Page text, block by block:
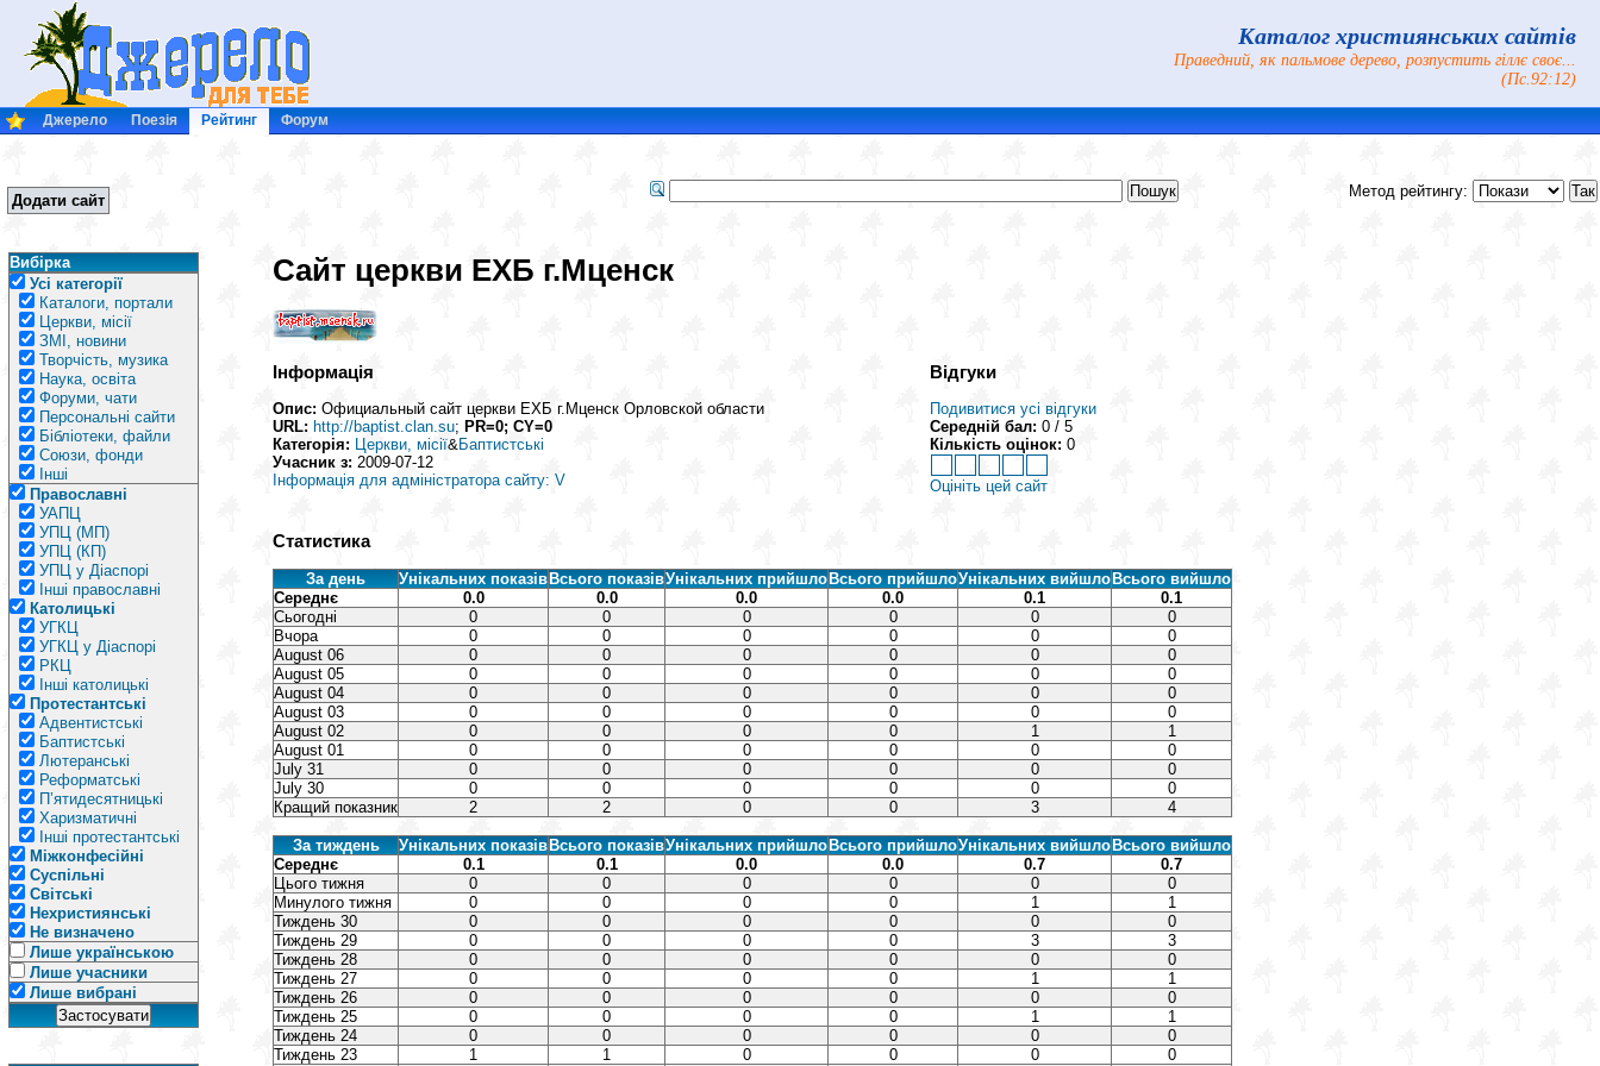
Каталог християнських сайтів
Праведний, як пальмове дерево, розпустить гіллє своє...
(Пс.92:12)
Джерело Поезія Рейтинг Форум
Додати сайт
Метод рейтингу:
Вибірка
Усі категорії
Каталоги, портали
Церкви, місії
ЗМІ, новини
Творчість, музика
Наука, освіта
Форуми, чати
Персональні сайти
Бібліотеки, файли
Союзи, фонди
Інші
Православні
УАПЦ
УПЦ (МП)
УПЦ (КП)
УПЦ у Діаспорі
Інші православні
Католицькі
УГКЦ
УГКЦ у Діаспорі
РКЦ
Інші католицькі
Протестантські
Адвентистські
Баптистські
Лютеранські
Реформатські
П’ятидесятницькі
Харизматичні
Інші протестантські
Міжконфесійні
Суспільні
Світські
Нехристиянські
Не визначено
Лише українською
Лише учасники
Лише вибрані
Сайт церкви ЕХБ г.Мценск
Інформація
Опис: Официальный сайт церкви ЕХБ г.Мценск Орловской области
URL: http://baptist.clan.su; PR=0; CY=0
Категорія: Церкви, місії&Баптистські
Учасник з: 2009-07-12
Інформація для адміністратора сайту: V
Відгуки
Подивитися усі відгуки
Середній бал: 0 / 5
Кількість оцінок: 0
Оцініть цей сайт
Статистика
За день Унікальних показів Всього показівУнікальних прийшло Всього прийшлоУнікальних вийшло Всього вийшло
Середнє
0.0 0.0 0.0 0.0 0.1
0.1
Сьогодні
0 0 0 0 0
0
Вчора
0 0 0 0 0
0
August 06
0 0 0 0 0
0
August 05
0 0 0 0 0
0
August 04
0 0 0 0 0
0
August 03
0 0 0 0 0
0
August 02
0 0 0 0 1
1
August 01
0 0 0 0 0
0
July 31
0 0 0 0 0
0
July 30
0 0 0 0 0
0
Кращий показник
2 2 0 0 3 4
За тиждень Унікальних показів Всього показівУнікальних прийшло Всього прийшлоУнікальних вийшло Всього вийшло
Середнє
0.1 0.1 0.0 0.0 0.7
0.7
Цього тижня
0 0 0 0 0
0
Минулого тижня
0 0 0 0 1
1
Тиждень 30
0 0 0 0 0
0
Тиждень 29
0 0 0 0 3
3
Тиждень 28
0 0 0 0 0
0
Тиждень 27
0 0 0 0 1
1
Тиждень 26
0 0 0 0 0
0
Тиждень 25
0 0 0 0 1
1
Тиждень 24
0 0 0 0 0
0
Тиждень 23
1 1 0 0 0
0